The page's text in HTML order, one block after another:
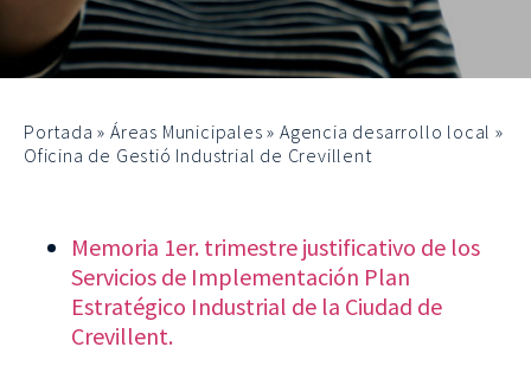
Portada »Áreas Municipales »Agencia desarrollo local »
Oficina de Gestió Industrial de Crevillent
Memoria 1er. trimestre justificativo de los
Servicios de Implementación Plan
Estratégico Industrial de la Ciudad de
Crevillent.